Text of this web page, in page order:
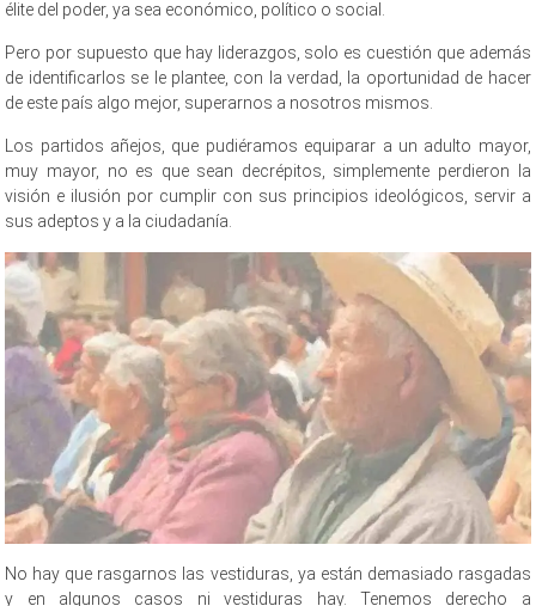
élite del poder, ya sea económico, político o social.
Pero por supuesto que hay liderazgos, solo es cuestión que además
de identificarlos se le plantee, con la verdad, la oportunidad de hacer
de este país algo mejor, superarnos a nosotros mismos.
Los partidos añejos, que pudiéramos equiparar a un adulto mayor,
muy mayor, no es que sean decrépitos, simplemente perdieron la
visión e ilusión por cumplir con sus principios ideológicos, servir a
sus adeptos y a la ciudadanía.
No hay que rasgarnos las vestiduras, ya están demasiado rasgadas
y en algunos casos ni vestiduras hay. Tenemos derecho a